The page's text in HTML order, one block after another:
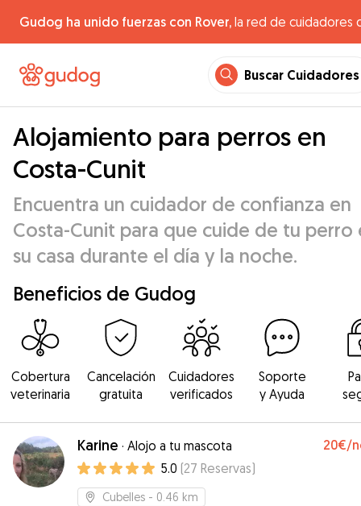
Gudog ha unido fuerzas con Rover, la red de cuidadores
Buscar Cuidadores
Alojamiento para perros en
Costa-Cunit
Encuentra un cuidador de confianza en
Costa-Cunit para que cuide de tu perro
su casa durante el día y la noche.
Beneficios de Gudog
Cobertura
veterinaria
Cancelación
gratuita
Cuidadores
verificados
Soporte
y Ayuda
Karine · Alojo a tu mascota 20€/
5.0 (27 Reservas)
Cubelles - 0.46 km